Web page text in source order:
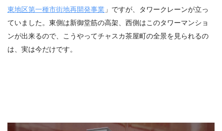
東地区第一種市街地再開発事業 」ですが、タワークレーンが立っ
ていました。東側は新御堂筋の高架、西側はこのタワーマンショ
ンが出来るので、こうやってチャスカ茶屋町の全景を見られるの
は、実は今だけです。